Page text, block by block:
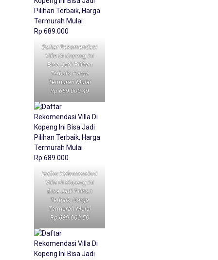
Daftar Rekomendasi
Villa Di Kopeng Ini
Bisa Jadi Pilihan
Terbaik, Harga
Termurah Mulai
Rp.689.000 49
Daftar Rekomendasi
Villa Di Kopeng Ini
Bisa Jadi Pilihan
Terbaik, Harga
Termurah Mulai
Rp.689.000 50